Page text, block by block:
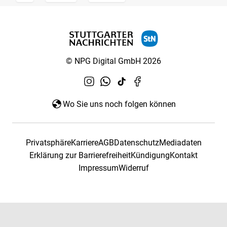
© NPG Digital GmbH 2026
Wo Sie uns noch folgen können
PrivatsphäreKarriereAGBDatenschutzMediadaten
Erklärung zur BarrierefreiheitKündigungKontakt
ImpressumWiderruf